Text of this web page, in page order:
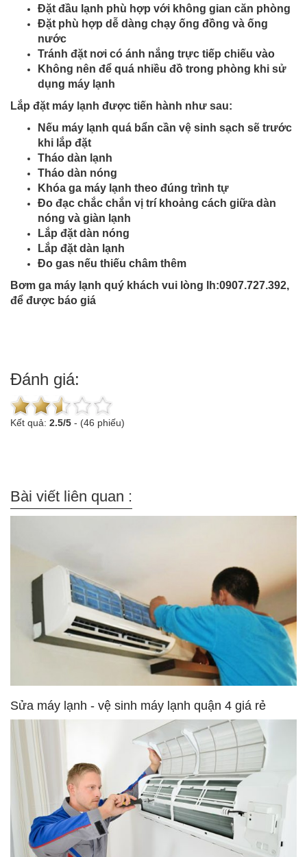
Đặt đầu lạnh phù hợp với không gian căn phòng
Đặt phù hợp dễ dàng chạy ống đồng và ống
nước
Tránh đặt nơi có ánh nắng trực tiếp chiếu vào
Không nên để quá nhiều đồ trong phòng khi sử
dụng máy lạnh
Lắp đặt máy lạnh được tiến hành như sau:
Nếu máy lạnh quá bẩn cần vệ sinh sạch sẽ trước
khi lắp đặt
Tháo dàn lạnh
Tháo dàn nóng
Khóa ga máy lạnh theo đúng trình tự
Đo đạc chắc chắn vị trí khoảng cách giữa dàn
nóng và giàn lạnh
Lắp đặt dàn nóng
Lắp đặt dàn lạnh
Đo gas nếu thiếu châm thêm
Bơm ga máy lạnh quý khách vui lòng lh:0907.727.392,
để được báo giá
Đánh giá:
Kết quả: 2.5/5 - (46 phiếu)
Bài viết liên quan :
Sửa máy lạnh - vệ sinh máy lạnh quận 4 giá rẻ